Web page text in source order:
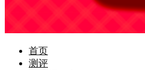
首页
测评